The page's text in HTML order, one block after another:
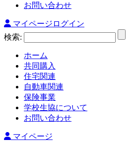
お問い合わせ
マイページログイン
検索:
ホーム
共同購入
住宅関連
自動車関連
保険事業
学校生協について
お問い合わせ
マイページ